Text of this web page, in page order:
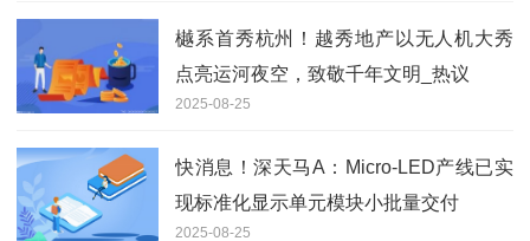
樾系首秀杭州！越秀地产以无人机大秀
点亮运河夜空，致敬千年文明_热议
2025-08-25
快消息！深天马A：Micro-LED产线已实
现标准化显示单元模块小批量交付
2025-08-25